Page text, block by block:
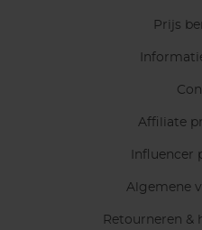
Prijs
Affiliate
Influencer
Algemene
Retourneren &